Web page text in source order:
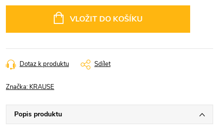
VLOŽIT DO KOŠÍKU
Dotaz k produktu Sdílet
Značka: KRAUSE
Popis produktu